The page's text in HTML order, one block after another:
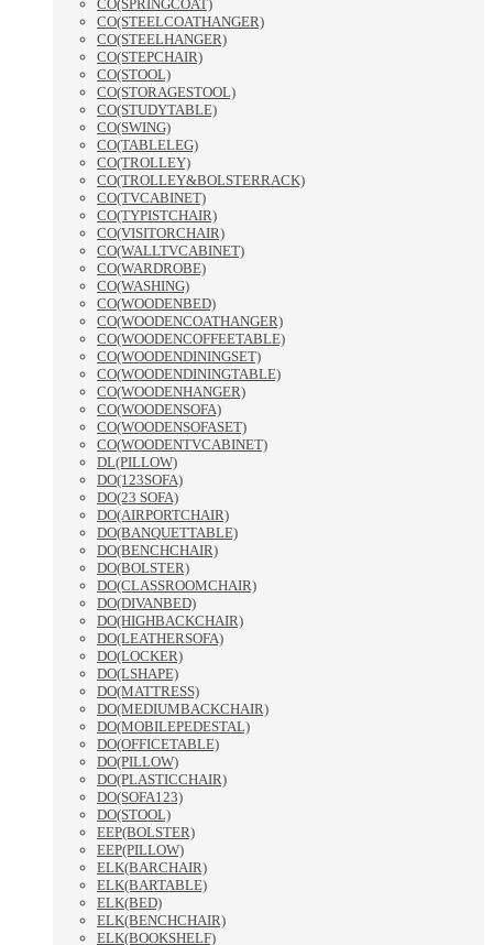
CO(SPRINGCOAT)
CO(STEELCOATHANGER)
CO(STEELHANGER)
CO(STEPCHAIR)
CO(STOOL)
CO(STORAGESTOOL)
CO(STUDYTABLE)
CO(SWING)
CO(TABLELEG)
CO(TROLLEY)
CO(TROLLEY&BOLSTERRACK)
CO(TVCABINET)
CO(TYPISTCHAIR)
CO(VISITORCHAIR)
CO(WALLTVCABINET)
CO(WARDROBE)
CO(WASHING)
CO(WOODENBED)
CO(WOODENCOATHANGER)
CO(WOODENCOFFEETABLE)
CO(WOODENDININGSET)
CO(WOODENDININGTABLE)
CO(WOODENHANGER)
CO(WOODENSOFA)
CO(WOODENSOFASET)
CO(WOODENTVCABINET)
DL(PILLOW)
DO(123SOFA)
DO(23 SOFA)
DO(AIRPORTCHAIR)
DO(BANQUETTABLE)
DO(BENCHCHAIR)
DO(BOLSTER)
DO(CLASSROOMCHAIR)
DO(DIVANBED)
DO(HIGHBACKCHAIR)
DO(LEATHERSOFA)
DO(LOCKER)
DO(LSHAPE)
DO(MATTRESS)
DO(MEDIUMBACKCHAIR)
DO(MOBILEPEDESTAL)
DO(OFFICETABLE)
DO(PILLOW)
DO(PLASTICCHAIR)
DO(SOFA123)
DO(STOOL)
EEP(BOLSTER)
EEP(PILLOW)
ELK(BARCHAIR)
ELK(BARTABLE)
ELK(BED)
ELK(BENCHCHAIR)
ELK(BOOKSHELF)